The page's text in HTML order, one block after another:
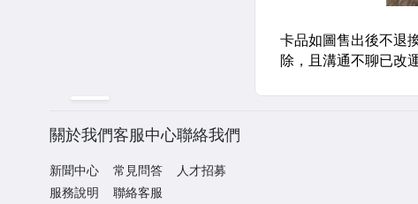
關於我們
新聞中心
服務說明
客服中心
常見問答
聯絡客服
聯絡我們
人才招募